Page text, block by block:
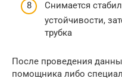
Снимается
устойчивости,
трубка
После проведения
помощника либо